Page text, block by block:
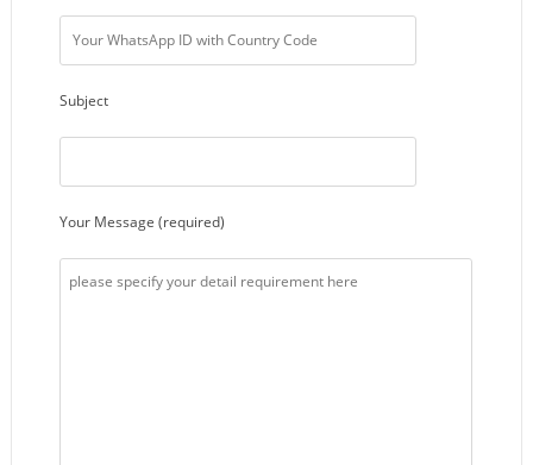
Subject
Your Message (required)